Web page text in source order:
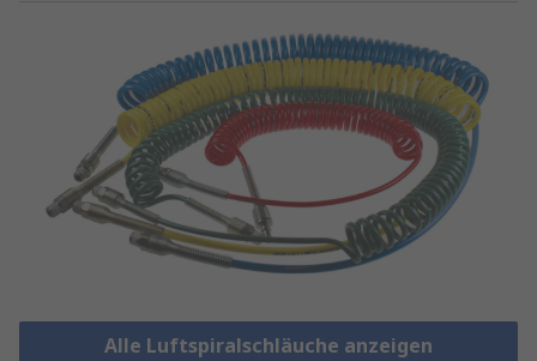
Alle Luftspiralschläuche anzeigen